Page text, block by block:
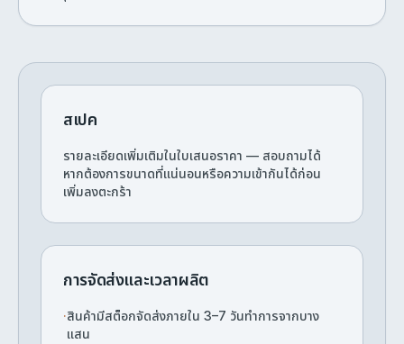
สเปค
รายละเอียดเพิ่มเติมในใบเสนอราคา — สอบถามได้
หากต้องการขนาดที่แน่นอนหรือความเข้ากันได้ก่อน
เพิ่มลงตะกร้า
การจัดส่งและเวลาผลิต
·สินค้ามีสต็อกจัดส่งภายใน 3–7 วันทำการจากบาง
แสน